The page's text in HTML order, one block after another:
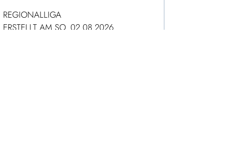
REGIONALLIGA
ERSTELLT AM SO. 02.08.2026